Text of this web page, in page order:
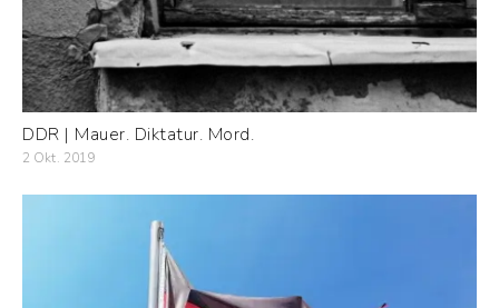
DDR | Mauer. Diktatur. Mord.
2 Okt. 2019